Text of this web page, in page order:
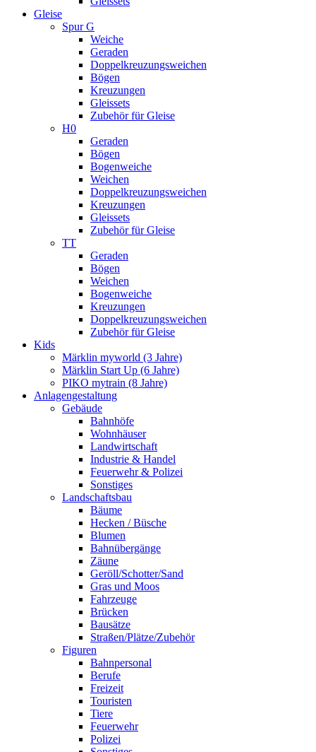
Gleise
Spur G
Weiche
Geraden
Doppelkreuzungsweichen
Bögen
Kreuzungen
Gleissets
Zubehör für Gleise
H0
Geraden
Bögen
Bogenweiche
Weichen
Doppelkreuzungsweichen
Kreuzungen
Gleissets
Zubehör für Gleise
TT
Geraden
Bögen
Weichen
Bogenweiche
Kreuzungen
Doppelkreuzungsweichen
Zubehör für Gleise
Kids
Märklin myworld (3 Jahre)
Märklin Start Up (6 Jahre)
PIKO mytrain (8 Jahre)
Anlagengestaltung
Gebäude
Bahnhöfe
Wohnhäuser
Landwirtschaft
Industrie & Handel
Feuerwehr & Polizei
Sonstiges
Landschaftsbau
Bäume
Hecken / Büsche
Blumen
Bahnübergänge
Zäune
Geröll/Schotter/Sand
Gras und Moos
Fahrzeuge
Brücken
Bausätze
Straßen/Plätze/Zubehör
Figuren
Bahnpersonal
Berufe
Freizeit
Touristen
Tiere
Feuerwehr
Polizei